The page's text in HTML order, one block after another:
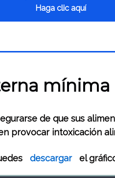
Haga clic aquí
mínima
de que sus
provocar intoxicación
descargar el